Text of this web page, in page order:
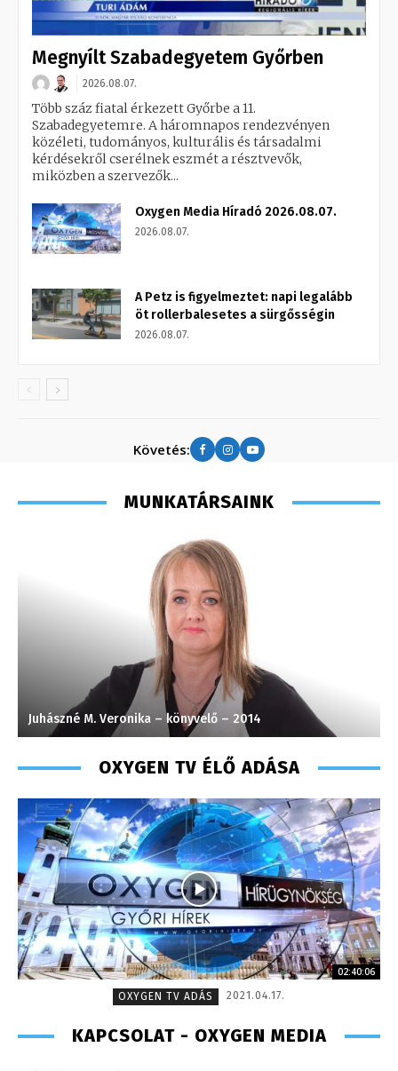
Megnyílt Szabadegyetem Győrben
2026.08.07.
Több száz fiatal érkezett Győrbe a 11.
Szabadegyetemre. A háromnapos rendezvényen
közéleti, tudományos, kulturális és társadalmi
kérdésekről cserélnek eszmét a résztvevők,
miközben a szervezők...
Oxygen Media Híradó 2026.08.07.
2026.08.07.
A Petz is figyelmeztet: napi legalább
öt rollerbalesetes a sürgősségin
2026.08.07.
Követés:
MUNKATÁRSAINK
Juhászné M. Veronika – könyvelő – 2014
OXYGEN TV ÉLŐ ADÁSA
02:40:06
OXYGEN TV ADÁS
2021.04.17.
KAPCSOLAT - OXYGEN MEDIA